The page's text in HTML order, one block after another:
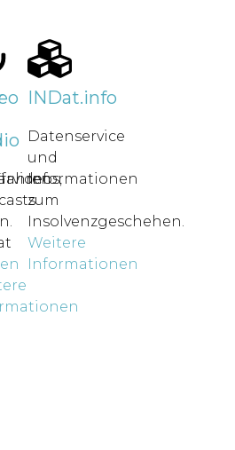
INDat.info
Datenservice
und
Informationen
zum
Insolvenzgeschehen.
Weitere
Informationen